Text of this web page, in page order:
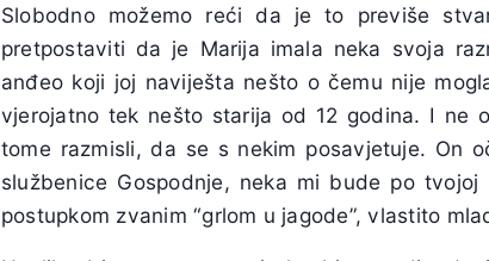
Slobodno možemo reći da je to previše
pretpostaviti da je Marija imala neka svoja
anđeo koji joj naviješta nešto o čemu nije
vjerojatno tek nešto starija od 12 godina. I ne
tome razmisli, da se s nekim posavjetuje. On
službenice Gospodnje, neka mi bude po
postupkom zvanim “grlom u jagode”, vlastito